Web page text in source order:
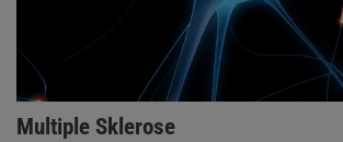
Multiple Sklerose